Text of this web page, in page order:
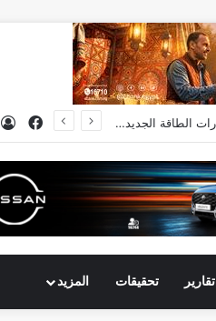
انكوش ارورا ضمن قائمة أقوى 100 رئيس تنفيذي في الشرق الأوسط لعام 2026 في قائمة فوربس الشرق الأوسط”
تقارير تحقيقات المزيد